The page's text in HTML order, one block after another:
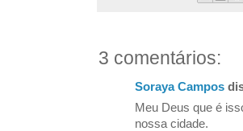
3 comentários:
Soraya Campos
Meu Deus que é
nossa cidade.